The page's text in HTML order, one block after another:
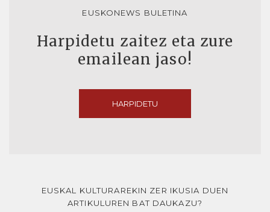
EUSKONEWS BULETINA
Harpidetu zaitez eta zure
emailean jaso!
HARPIDETU
EUSKAL KULTURAREKIN ZER IKUSIA DUEN
ARTIKULUREN BAT DAUKAZU?